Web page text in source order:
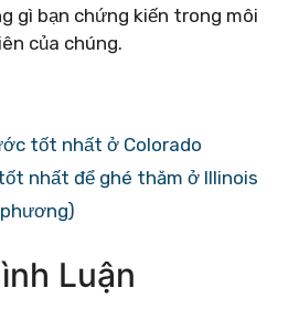
gì bạn chứng kiến ​​trong môi
của chúng.
tốt nhất ở Colorado
nhất để ghé thăm ở Illinois
Luận